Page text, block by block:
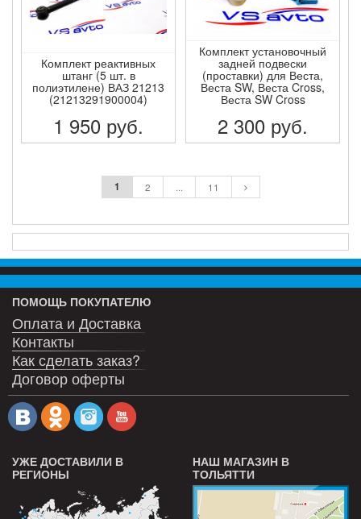
Комплект реактивных
штанг (5 шт. в
полиэтилене) ВАЗ 21213
(21213291900004)
1 950 руб.
Комплект установочный
задней подвески
(проставки) для Веста,
Веста SW, Веста Cross,
Веста SW Cross
2 300 руб.
1 2 ... 11
ПОМОЩЬ ПОКУПАТЕЛЮ
Оплата и Доставка
Контакты
Как сделать заказ?
Договор оферты
УЖЕ ДОСТАВИЛИ В
РЕГИОНЫ
НАШ МАГАЗИН В
ТОЛЬЯТТИ